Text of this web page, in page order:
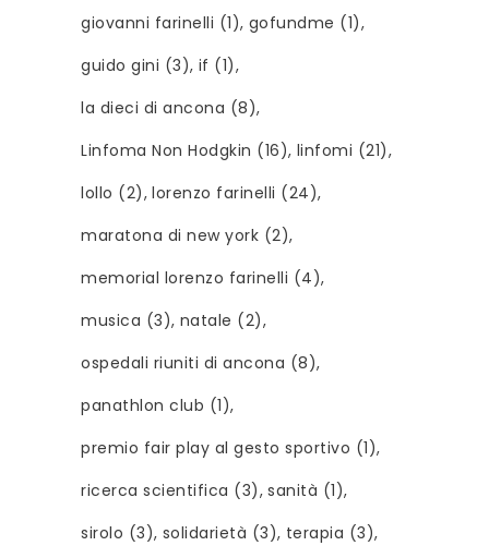
giovanni farinelli (1) gofundme (1)
guido gini (3) if (1)
la dieci di ancona (8)
Linfoma Non Hodgkin (16) linfomi (21)
lollo (2) lorenzo farinelli (24)
maratona di new york (2)
memorial lorenzo farinelli (4)
musica (3) natale (2)
ospedali riuniti di ancona (8)
panathlon club (1)
premio fair play al gesto sportivo (1)
ricerca scientifica (3) sanità (1)
sirolo (3) solidarietà (3) terapia (3)